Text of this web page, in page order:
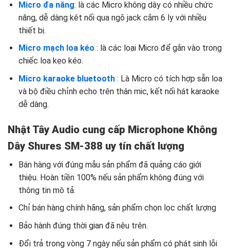
Micro đa năng: là các Micro không dây có nhiều chức
năng, dễ dàng kêt nối qua ngõ jack cắm 6 ly với nhiều
thiết bị.
Micro mạch loa kéo : là các loại Micro để gắn vào trong
chiếc loa kẹo kéo.
Micro karaoke bluetooth: Là Micro có tích hợp sẵn loa
và bộ điều chỉnh echo trên thân mic, kết nối hát karaoke
dễ dàng.
Nhật Tây Audio cung cấp Microphone Không
Dây Shures SM-388 uy tín chất lượng
Bán hàng với đúng mẫu sản phẩm đã quảng cáo giới
thiệu. Hoàn tiền 100% nếu sản phẩm không đúng với
thông tin mô tả.
Chỉ bán hàng chính hãng, sản phẩm chọn lọc chất lượng
Bảo hành đúng thời gian đã nêu trên.
Đổi trả trong vòng 7 ngày nếu sản phẩm có phát sinh lỗi